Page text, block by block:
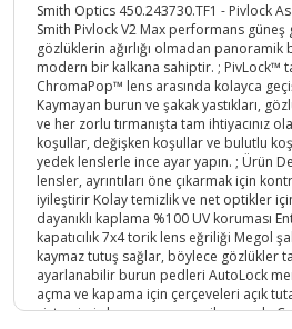
Smith Optics 450.243730.TF1 - Pivlock
Smith Pivlock V2 Max performans
gözlüklerin ağırlığı olmadan panoramik
modern bir kalkana sahiptir. ; PivLock™
ChromaPop™ lens arasında kolayca
Kaymayan burun ve şakak yastıkları,
ve her zorlu tırmanışta tam ihtiyacınız
koşullar, değişken koşullar ve bulutlu
yedek lenslerle ince ayar yapın. ; Ürün
lensler, ayrıntıları öne çıkarmak için
iyileştirir Kolay temizlik ve net optikler
dayanıklı kaplama %100 UV koruması
kapatıcılık 7x4 torik lens eğriliği Megol
kaymaz tutuş sağlar, böylece gözlükler
ayarlanabilir burun pedleri AutoLock
açma ve kapama için çerçeveleri açık
sistemimiz lens ara parçası ile uyumlu